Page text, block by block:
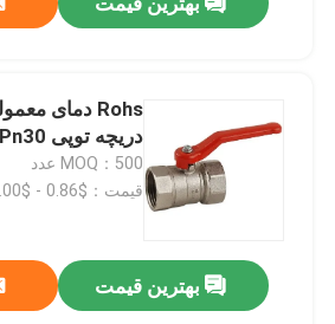
دریچه توپی Pn30 شیر توپی
MOQ：500 عدد
قیمت：$0.86 - $2.00/pieces
بهترین قیمت